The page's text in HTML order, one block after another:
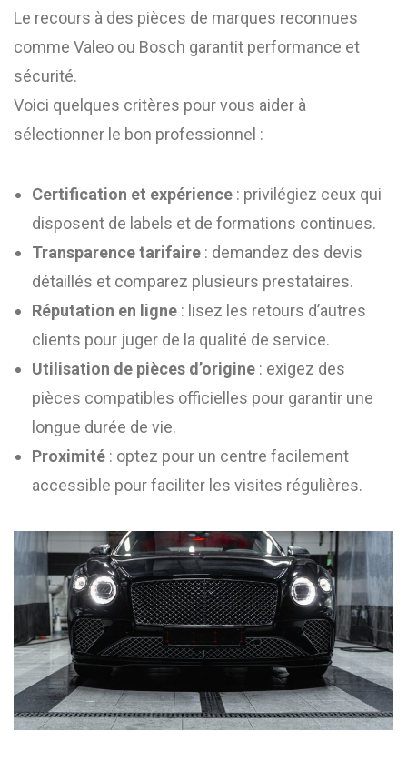
Le recours à des pièces de marques reconnues
comme Valeo ou Bosch garantit performance et
sécurité.
Voici quelques critères pour vous aider à
sélectionner le bon professionnel :
Certification et expérience : privilégiez ceux qui
disposent de labels et de formations continues.
Transparence tarifaire : demandez des devis
détaillés et comparez plusieurs prestataires.
Réputation en ligne : lisez les retours d’autres
clients pour juger de la qualité de service.
Utilisation de pièces d’origine : exigez des
pièces compatibles officielles pour garantir une
longue durée de vie.
Proximité : optez pour un centre facilement
accessible pour faciliter les visites régulières.